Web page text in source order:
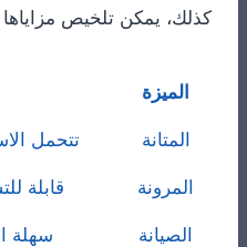
كذلك، يمكن تلخيص
الميزة
المتانة تتحمل
المرونة قابلة
الصيانة سهلة